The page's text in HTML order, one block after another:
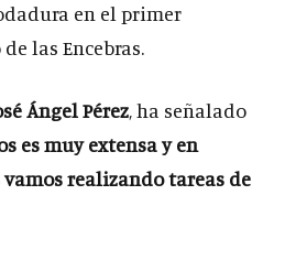
en el primer
las Encebras.
Ángel Pérez, ha señalado
es muy extensa y en
realizando tareas de